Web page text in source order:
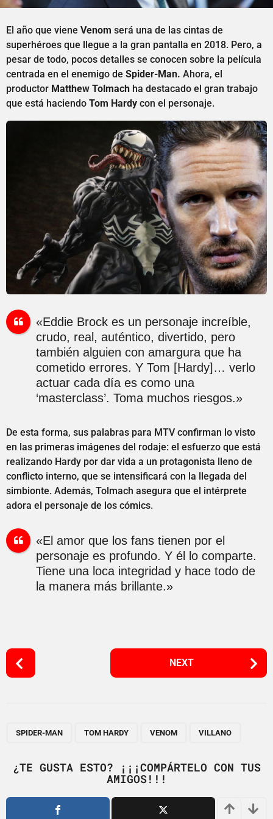
El año que viene Venom será una de las cintas de
superhéroes que llegue a la gran pantalla en 2018. Pero, a
pesar de todo, pocos detalles se conocen sobre la película
centrada en el enemigo de Spider-Man. Ahora, el
productor Matthew Tolmach ha destacado el gran trabajo
que está haciendo Tom Hardy con el personaje.
«Eddie Brock es un personaje increíble,
crudo, real, auténtico, divertido, pero
también alguien con amargura que ha
cometido errores. Y Tom [Hardy]… verlo
actuar cada día es como una
‘masterclass’. Toma muchos riesgos.»
De esta forma, sus palabras para MTV confirman lo visto
en las primeras imágenes del rodaje: el esfuerzo que está
realizando Hardy por dar vida a un protagonista lleno de
conflicto interno, que se intensificará con la llegada del
simbionte. Además, Tolmach asegura que el intérprete
adora el personaje de los cómics.
«El amor que los fans tienen por el
personaje es profundo. Y él lo comparte.
Tiene una loca integridad y hace todo de
la manera más brillante.»
P
o
a
NEXT
SPIDER-MAN TOM HARDY VENOM VILLANO
¿TE GUSTA ESTO? ¡¡¡COMPÁRTELO CON TUS
AMIGOS!!!